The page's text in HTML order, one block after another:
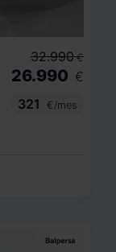
32.990 €
26.990 €
321
€/mes